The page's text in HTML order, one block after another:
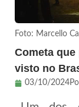
Foto: Marcello
Cometa
visto no
03/10/2024